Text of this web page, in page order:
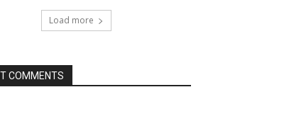
Load more
COMMENTS